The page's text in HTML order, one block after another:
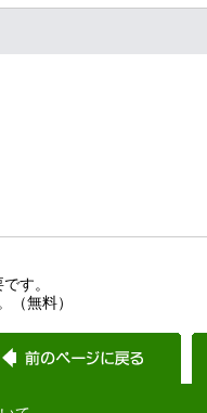
す。
（無料）